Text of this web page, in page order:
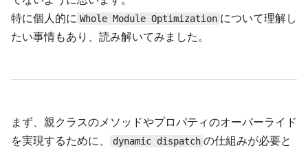
特に個人的に Whole Module Optimization について理解し
たい事情もあり、読み解いてみました。
まず、親クラスのメソッドやプロパティのオーバーライド
を実現するために、
dynamic dispatch の仕組みが必要と